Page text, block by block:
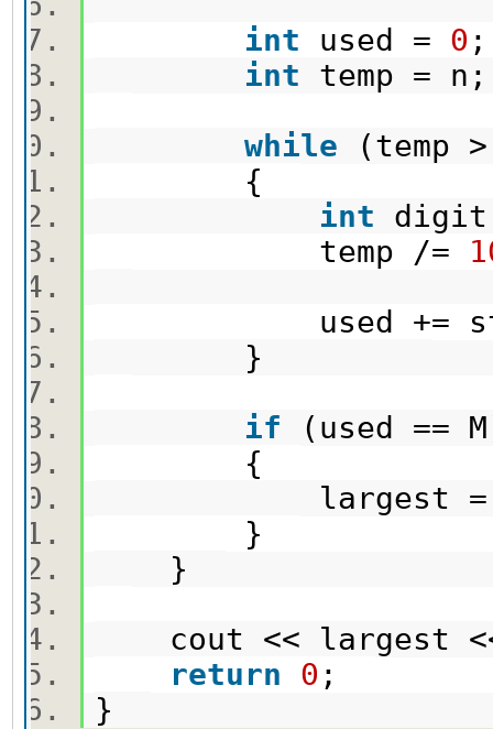
int used = 0
int temp =
while (temp
{
int digit
temp /=
used +=
}
if (used ==
{
largest =
}
}
cout << largest
return
0 ;
}